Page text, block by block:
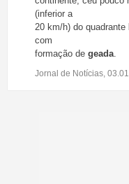
(inferior a
20 km/h) do
com
formação de geada
Jornal de Notícias,